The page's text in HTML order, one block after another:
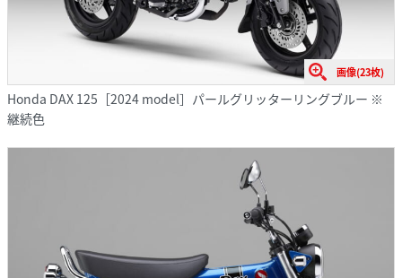
画像(23枚)
Honda DAX 125［2024 model］パールグリッターリングブルー ※
継続色